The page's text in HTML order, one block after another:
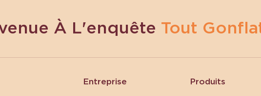
À L'enquête Tout
Entreprise Produits